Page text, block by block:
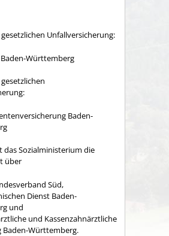
Unfallversicherung:
Württemberg
Baden-
das Sozialministerium die
über
Süd,
Dienst Baden-
und
und Kassenzahnärztliche
Baden-Württemberg.